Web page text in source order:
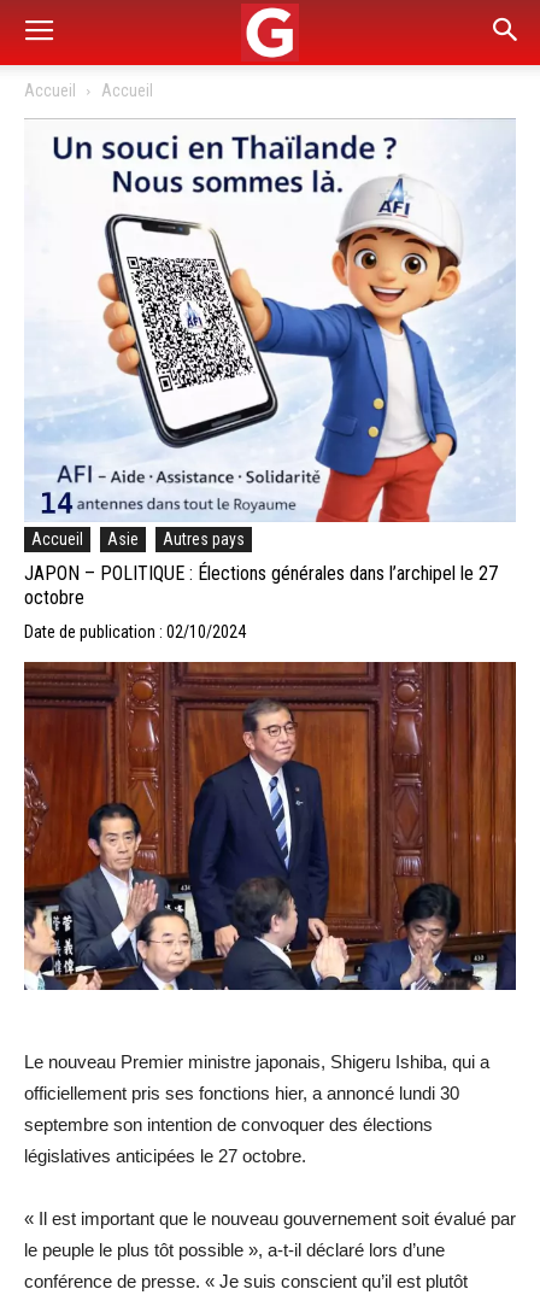
Accueil Accueil
Accueil Asie Autres pays
JAPON – POLITIQUE : Élections générales dans l’archipel le 27
octobre
Date de publication : 02/10/2024
Le nouveau Premier ministre japonais, Shigeru Ishiba, qui a
officiellement pris ses fonctions hier, a annoncé lundi 30
septembre son intention de convoquer des élections
législatives anticipées le 27 octobre.
« Il est important que le nouveau gouvernement soit évalué par
le peuple le plus tôt possible », a-t-il déclaré lors d’une
conférence de presse. « Je suis conscient qu’il est plutôt